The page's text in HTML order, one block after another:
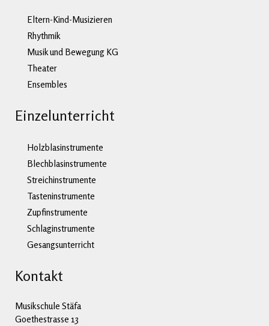
Eltern-Kind-Musizieren
Rhythmik
Musik und Bewegung KG
Theater
Ensembles
Einzelunterricht
Holzblasinstrumente
Blechblasinstrumente
Streichinstrumente
Tasteninstrumente
Zupfinstrumente
Schlaginstrumente
Gesangsunterricht
Kontakt
Musikschule Stäfa
Goethestrasse 13